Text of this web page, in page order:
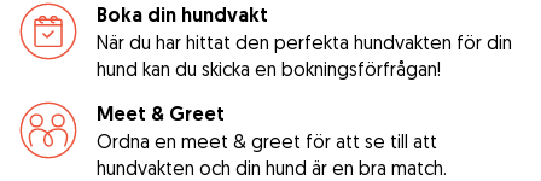
Boka din hundvakt
När du har hittat den perfekta hundvakten för din
hund kan du skicka en bokningsförfrågan!
Meet & Greet
Ordna en meet & greet för att se till att
hundvakten och din hund är en bra match.